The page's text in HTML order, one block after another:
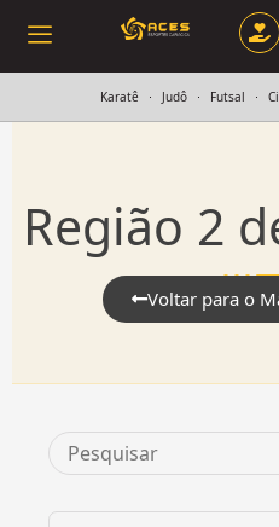
Karatê Judô Futsal
Região 2
Voltar para o